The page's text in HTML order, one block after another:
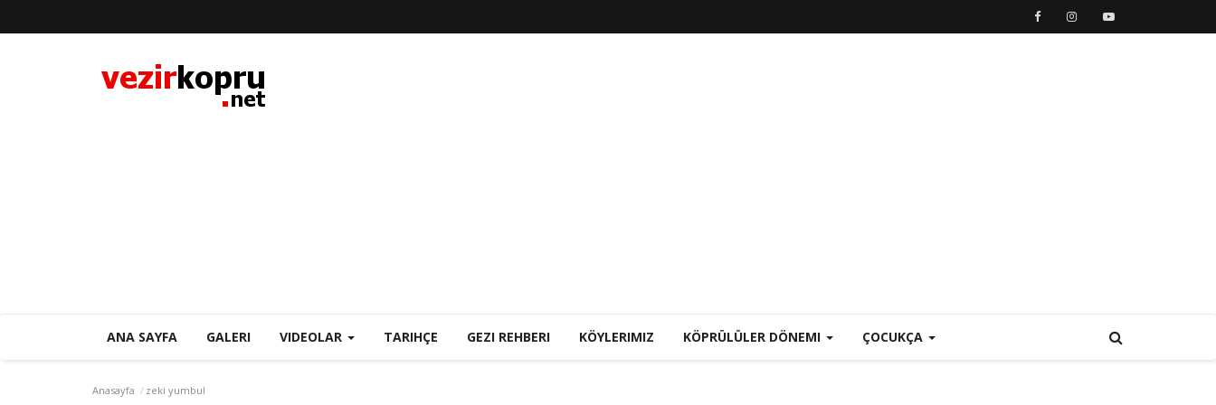
ANA SAYFA GALERI VIDEOLAR TARIHÇE GEZI REHBERI KÖYLERIMIZ KÖPRÜLÜLER DÖNEMI ÇOCUKÇA
Anasayfa zeki yumbul